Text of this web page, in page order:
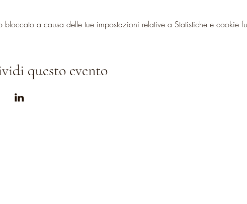
bloccato a causa delle tue impostazioni relative a Statistiche e cookie
questo evento